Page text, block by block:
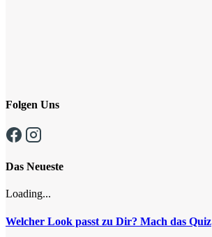
Folgen Uns
Das Neueste
Loading...
Welcher Look passt zu Dir? Mach das Quiz